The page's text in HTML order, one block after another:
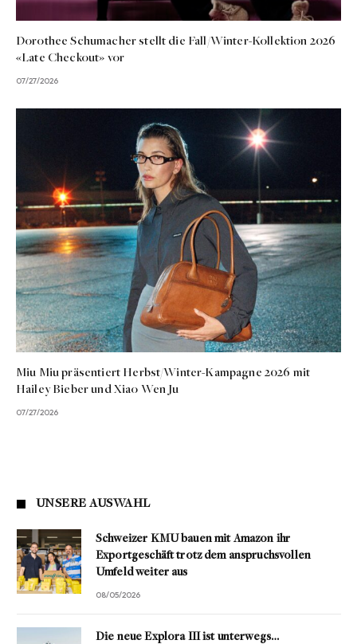
Dorothee Schumacher stellt die Fall/Winter-Kollektion 2026
«Late Checkout» vor
07/27/2026
Miu Miu präsentiert Herbst/Winter-Kampagne 2026 mit
Hailey Bieber und Xiao Wen Ju
07/27/2026
UNSERE AUSWAHL
Schweizer KMU bauen mit Amazon ihr
Exportgeschäft trotz dem anspruchsvollen
Umfeld weiter aus
08/05/2026
Die neue Explora III ist unterwegs…